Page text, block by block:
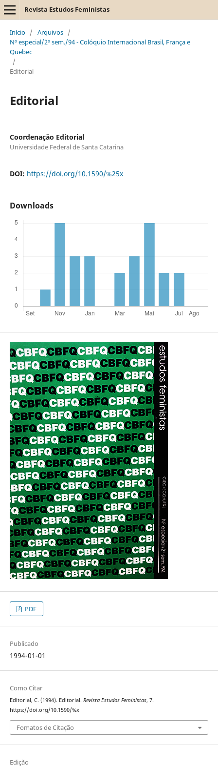
Revista Estudos Feministas
Início / Arquivos /
Nº especial/2º sem./94 - Colóquio Internacional Brasil, França e
Quebec
/
Editorial
Editorial
Coordenação Editorial
Universidade Federal de Santa Catarina
DOI: https://doi.org/10.1590/%25x
Downloads
PDF
Publicado
1994-01-01
Como Citar
Editorial, C. (1994). Editorial. Revista Estudos Feministas, 7.
https://doi.org/10.1590/%x
Fomatos de Citação
Edição